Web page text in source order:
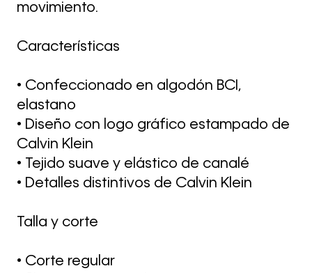
movimiento.
Características
• Confeccionado en algodón BCI,
elastano
• Diseño con logo gráfico estampado de
Calvin Klein
• Tejido suave y elástico de canalé
• Detalles distintivos de Calvin Klein
Talla y corte
• Corte regular